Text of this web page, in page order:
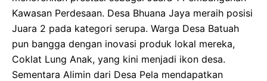
Kawasan Perdesaan. Desa Bhuana Jaya meraih posisi
Juara 2 pada kategori serupa. Warga Desa Batuah
pun bangga dengan inovasi produk lokal mereka,
Coklat Lung Anak, yang kini menjadi ikon desa.
Sementara Alimin dari Desa Pela mendapatkan